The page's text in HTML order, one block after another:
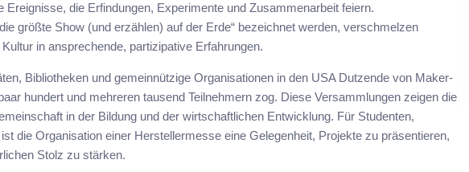
die Erfindungen, Experimente und Zusammenarbeit feiern.
größte Show (und erzählen) auf der Erde“ bezeichnet werden, verschmelzen
in ansprechende, partizipative Erfahrungen.
Bibliotheken und gemeinnützige Organisationen in den USA Dutzende von Maker-
hundert und mehreren tausend Teilnehmern zog. Diese Versammlungen zeigen die
in der Bildung und der wirtschaftlichen Entwicklung. Für Studenten,
die Organisation einer Herstellermesse eine Gelegenheit, Projekte zu präsentieren,
Stolz zu stärken.